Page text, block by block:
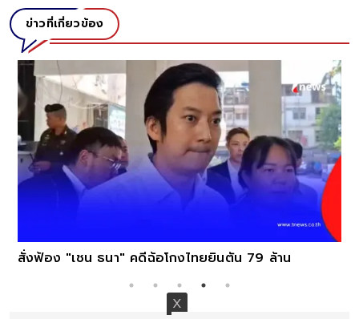
ข่าวที่เกี่ยวข้อง
ธนา" คดีฉ้อโกงไทยยินตัน 79 ล้าน
บุกรวบ "อุ้ย ล
ของกลางเพียบ